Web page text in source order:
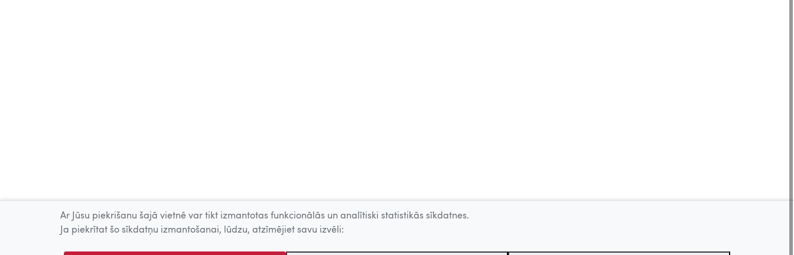
Ar Jūsu piekrišanu šajā vietnē var tikt izmantotas funkcionālās un analītiski statistikās sīkdatnes.
Ja piekrītat šo sīkdatņu izmantošanai, lūdzu, atzīmējiet savu izvēli: